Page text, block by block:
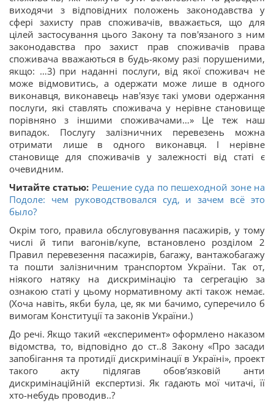
виходячи з відповідних положень законодавства у
сфері захисту прав споживачів, вважається, що для
цілей застосування цього Закону та пов'язаного з ним
законодавства про захист прав споживачів права
споживача вважаються в будь-якому разі порушеними,
якщо: …3) при наданні послуги, від якої споживач не
може відмовитись, а одержати може лише в одного
виконавця, виконавець нав'язує такі умови одержання
послуги, які ставлять споживача у нерівне становище
порівняно з іншими споживачами…» Це теж наш
випадок. Послугу залізничних перевезень можна
отримати лише в одного виконавця. І нерівне
становище для споживачів у залежності від статі є
очевидним.
Читайте статью: Решение суда по пешеходной зоне на
Подоле: чем руководствовался суд, и зачем всё это
было?
Окрім того, правила обслуговування пасажирів, у тому
числі й типи вагонів/купе, встановлено розділом 2
Правил перевезення пасажирів, багажу, вантажобагажу
та пошти залізничним транспортом України. Так от,
ніякого натяку на дискримінацію та сегрегацію за
ознакою статі у цьому нормативному акті також немає.
(Хоча навіть, якби була, це, як ми бачимо, суперечило б
вимогам Конституції та законів України.)
До речі. Якщо такий «експеримент» оформлено наказом
відомства, то, відповідно до ст..8 Закону «Про засади
запобігання та протидії дискримінації в Україні», проект
такого акту підлягав обов’язковій анти
дискримінаційній експертизі. Як гадають мої читачі, її
хто-небудь проводив..?